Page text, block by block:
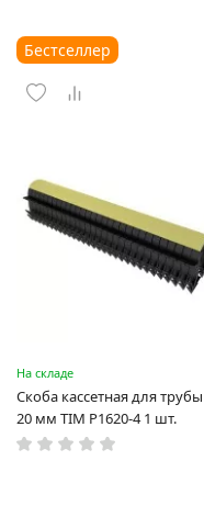
Бестселлер
На складе
Скоба кассетная для
20 мм TIM P1620-4 1 шт.